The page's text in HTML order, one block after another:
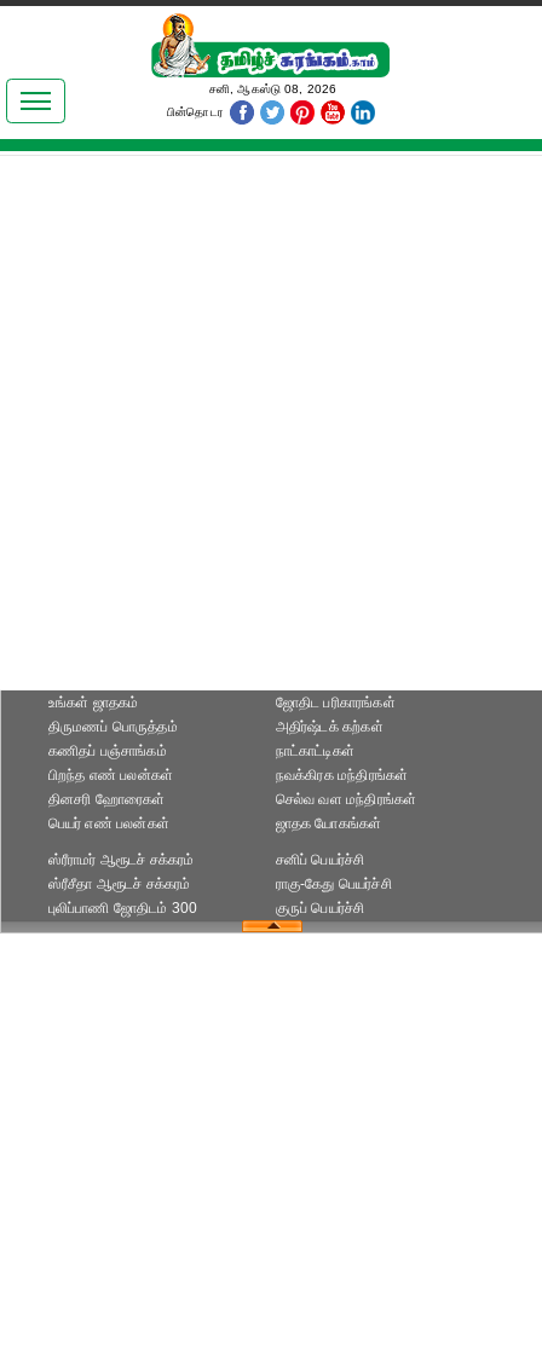
இலக்கியங்கள்
தமிழ் உலகம்
சனி, ஆகஸ்டு 08, 2026
பின்தொடர
உங்கள் ஜாதகம்
திருமணப் பொருத்தம்
கணிதப் பஞ்சாங்கம்
ஜோதிட ப‌ரிகார‌ங்க‌ள்
அதிர்ஷ்டக் கற்கள்
நாட்காட்டிகள்
பிறந்த எண் பலன்கள்
தினசரி ஹோரைகள்
பெயர் எண் பலன்கள்
நவக்கிரக மந்திரங்கள்
செல்வ வள மந்திரங்கள்
ஜாதக யோகங்கள்
ஸ்ரீராமர் ஆரூடச் சக்கரம்
ஸ்ரீசீதா ஆரூடச் சக்கரம்
புலிப்பாணி ஜோதிடம் 300
சனிப் பெயர்ச்சி
ராகு-கேது பெயர்ச்சி
குருப் பெயர்ச்சி